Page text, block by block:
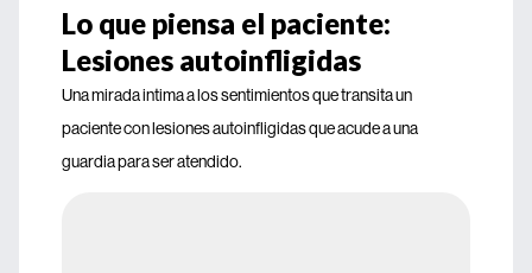
Lo que piensa el paciente:
Lesiones autoinfligidas
Una mirada intima a los sentimientos que transita un
paciente con lesiones autoinfligidas que acude a una
guardia para ser atendido.